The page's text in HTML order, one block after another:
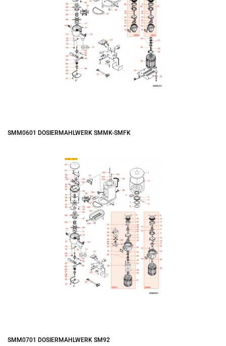
SMM0601 DOSIERMAHLWERK SMMK-SMFK
SMM0701 DOSIERMAHLWERK SM92